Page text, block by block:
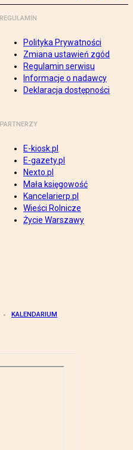
REGULAMIN
Polityka Prywatności
Zmiana ustawień zgód
Regulamin serwisu
Informacje o nadawcy
Deklaracja dostępności
PARTNERZY
E-kiosk.pl
E-gazety.pl
Nexto.pl
Mała księgowość
Kancelarierp.pl
Wieści Rolnicze
Życie Warszawy
KALENDARIUM